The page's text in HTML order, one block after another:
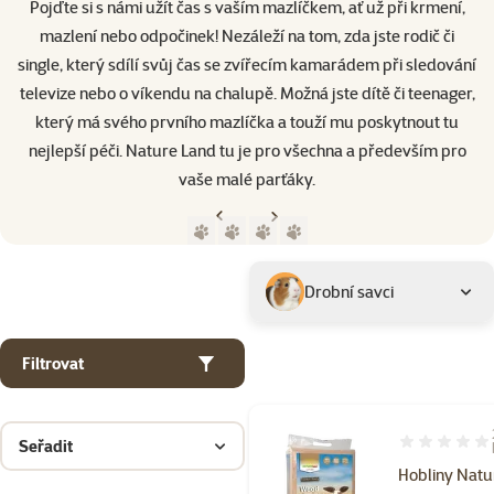
Pojďte si s námi užít čas s vaším mazlíčkem, ať už při krmení,
mazlení nebo odpočinek! Nezáleží na tom, zda jste rodič či
single, který sdílí svůj čas se zvířecím kamarádem při sledování
televize nebo o víkendu na chalupě. Možná jste dítě či teenager,
který má svého prvního mazlíčka a touží mu poskytnout tu
nejlepší péči. Nature Land tu je pro všechna a především pro
vaše malé parťáky.
Předchozí stranaNásledující strana
Podkategorie
Drobní savci
Filtrovat
Seřadit
Hobliny
Hodnocení